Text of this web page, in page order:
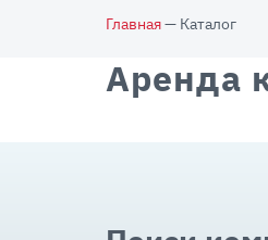
Главная— Каталог
Аренда